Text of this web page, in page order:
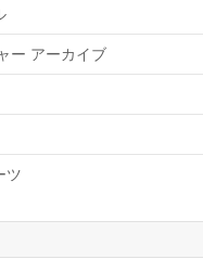
ー アーカイブ
ツ